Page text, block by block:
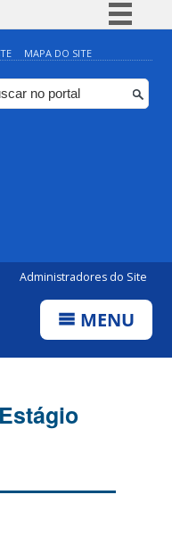
Simplifique!
Comunica BR
Participe
MAPA DO SITE
Administradores do Site
MENU